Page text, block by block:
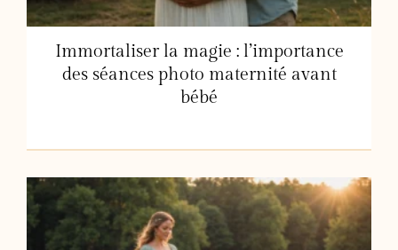
Immortaliser la magie : l’importance
des séances photo maternité avant
bébé